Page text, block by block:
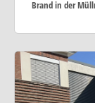
Brand in der